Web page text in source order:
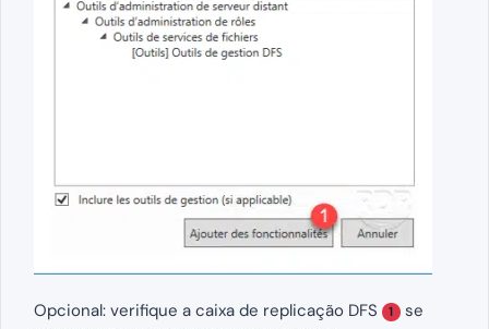
Opcional: verifique a caixa de replicação DFS 1 se